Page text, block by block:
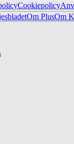
Cookiepolicy
Om PlusOm